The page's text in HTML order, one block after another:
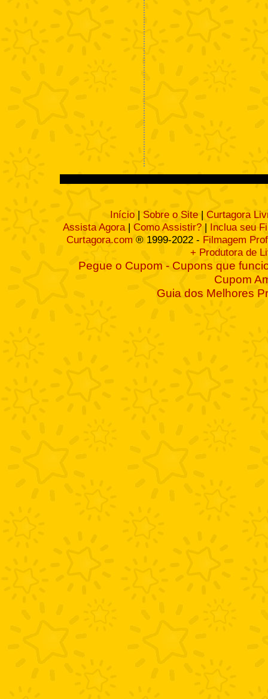
Início | Sobre o Site | Curtagora
Assista Agora| Como Assistir? | Inclua seu
Curtagora.com ® 1999-2022 - Filmagem
+ Produtora de
Pegue o Cupom - Cupons que
Cupom
Guia dos Melhores